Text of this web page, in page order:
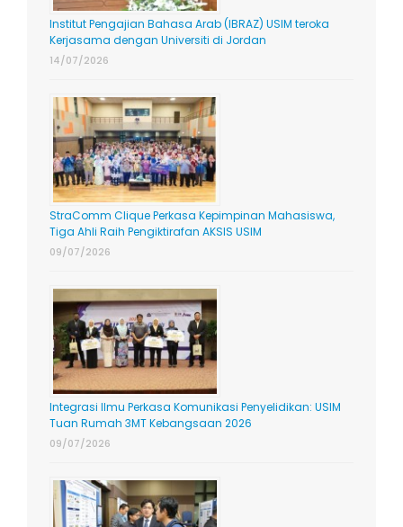
Institut Pengajian Bahasa Arab (IBRAZ) USIM teroka
Kerjasama dengan Universiti di Jordan
14/07/2026
StraComm Clique Perkasa Kepimpinan Mahasiswa,
Tiga Ahli Raih Pengiktirafan AKSIS USIM
09/07/2026
Integrasi Ilmu Perkasa Komunikasi Penyelidikan: USIM
Tuan Rumah 3MT Kebangsaan 2026
09/07/2026